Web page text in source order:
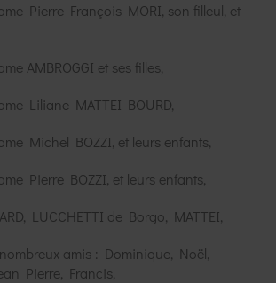
Pierre François MORI, son filleul, et
AMBROGGI et ses filles,
Liliane MATTEI BOURD,
Michel BOZZI, et leurs enfants,
Pierre BOZZI, et leurs enfants,
LUCCHETTI de Borgo, MATTEI,
amis : Dominique, Noël,
Pierre, Francis,